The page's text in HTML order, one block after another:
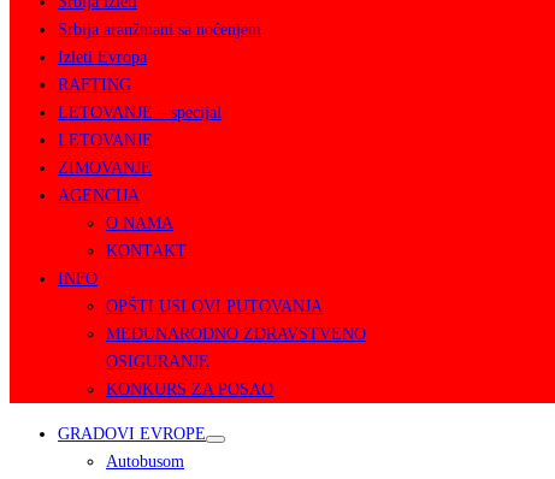
Srbija aranžmani sa noćenjem
Izleti Evropa
RAFTING
LETOVANJE – specijal
LETOVANJE
ZIMOVANJE
AGENCIJA
O NAMA
KONTAKT
INFO
OPŠTI USLOVI PUTOVANJA
MEĐUNARODNO ZDRAVSTVENO
OSIGURANJE
KONKURS ZA POSAO
GRADOVI EVROPE
Autobusom